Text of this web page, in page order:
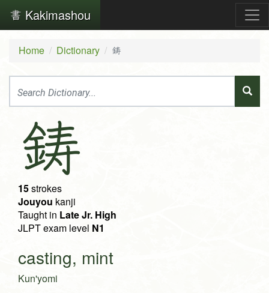
Kakimashou
Home Dictionary 鋳
鋳
15strokes
Jouyou kanji
Taught in Late Jr. High
JLPT exam level N1
casting, mint
Kun'yomi